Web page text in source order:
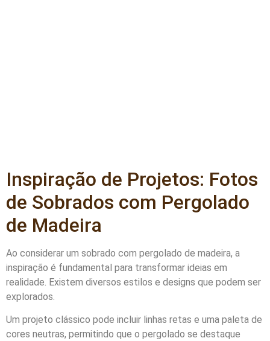
Inspiração de Projetos: Fotos
de Sobrados com Pergolado
de Madeira
Ao considerar um sobrado com pergolado de madeira, a
inspiração é fundamental para transformar ideias em
realidade. Existem diversos estilos e designs que podem ser
explorados.
Um projeto clássico pode incluir linhas retas e uma paleta de
cores neutras, permitindo que o pergolado se destaque